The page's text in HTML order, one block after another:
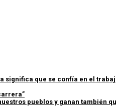
significa que se confía en el
pueblos y ganan también